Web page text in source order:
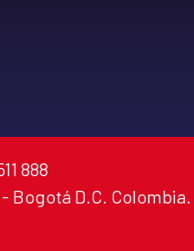
888
Bogotá D.C. Colombia.